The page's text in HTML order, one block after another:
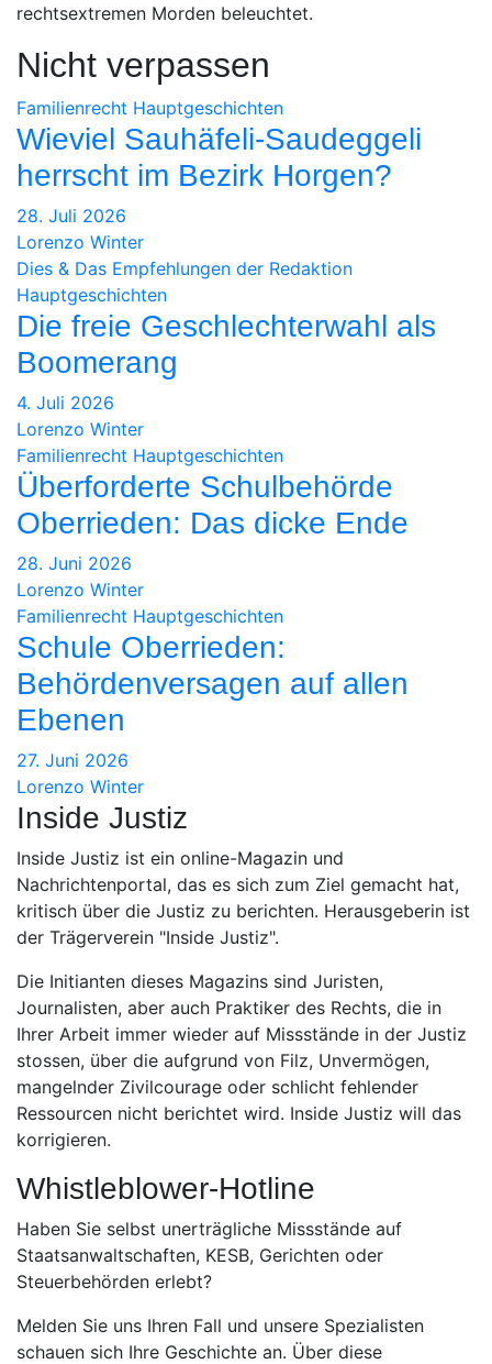
rechtsextremen Morden beleuchtet.
Nicht verpassen
Familienrecht Hauptgeschichten
Wieviel Sauhäfeli-Saudeggeli
herrscht im Bezirk Horgen?
28. Juli 2026
Lorenzo Winter
Dies & Das Empfehlungen der Redaktion
Hauptgeschichten
Die freie Geschlechterwahl als
Boomerang
4. Juli 2026
Lorenzo Winter
Familienrecht Hauptgeschichten
Überforderte Schulbehörde
Oberrieden: Das dicke Ende
28. Juni 2026
Lorenzo Winter
Familienrecht Hauptgeschichten
Schule Oberrieden:
Behördenversagen auf allen
Ebenen
27. Juni 2026
Lorenzo Winter
Inside Justiz
Inside Justiz ist ein online-Magazin und
Nachrichtenportal, das es sich zum Ziel gemacht hat,
kritisch über die Justiz zu berichten. Herausgeberin ist
der Trägerverein "Inside Justiz".
Die Initianten dieses Magazins sind Juristen,
Journalisten, aber auch Praktiker des Rechts, die in
Ihrer Arbeit immer wieder auf Missstände in der Justiz
stossen, über die aufgrund von Filz, Unvermögen,
mangelnder Zivilcourage oder schlicht fehlender
Ressourcen nicht berichtet wird. Inside Justiz will das
korrigieren.
Whistleblower-Hotline
Haben Sie selbst unerträgliche Missstände auf
Staatsanwaltschaften, KESB, Gerichten oder
Steuerbehörden erlebt?
Melden Sie uns Ihren Fall und unsere Spezialisten
schauen sich Ihre Geschichte an. Über diese